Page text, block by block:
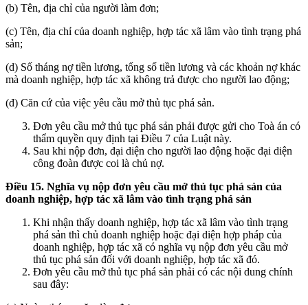
(b) Tên, địa chỉ của người làm đơn;
(c) Tên, địa chỉ của doanh nghiệp, hợp tác xã lâm vào tình trạng phá
sản;
(d) Số tháng nợ tiền lương, tổng số tiền lương và các khoản nợ khác
mà doanh nghiệp, hợp tác xã không trả được cho người lao động;
(đ) Căn cứ của việc yêu cầu mở thủ tục phá sản.
Đơn yêu cầu mở thủ tục phá sản phải được gửi cho Toà án có
thẩm quyền quy định tại Điều 7 của Luật này.
Sau khi nộp đơn, đại diện cho người lao động hoặc đại diện
công đoàn được coi là chủ nợ.
Điều 15. Nghĩa vụ nộp đơn yêu cầu mở thủ tục phá sản của
doanh nghiệp, hợp tác xã lâm vào tình trạng phá sản
Khi nhận thấy doanh nghiệp, hợp tác xã lâm vào tình trạng
phá sản thì chủ doanh nghiệp hoặc đại diện hợp pháp của
doanh nghiệp, hợp tác xã có nghĩa vụ nộp đơn yêu cầu mở
thủ tục phá sản đối với doanh nghiệp, hợp tác xã đó.
Đơn yêu cầu mở thủ tục phá sản phải có các nội dung chính
sau đây: